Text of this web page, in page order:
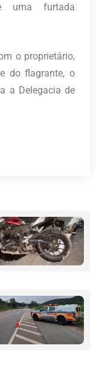
uma furtada
o proprietário,
do flagrante, o
a Delegacia de